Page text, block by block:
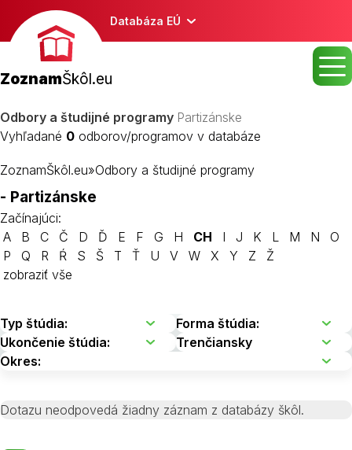
Databáza EÚ
ZoznamŠkôl.eu
Odbory a študijné programy Partizánske
Vyhľadané 0 odborov/programov v databáze
ZoznamŠkôl.eu»Odbory a študijné programy
- Partizánske
Začínajúci:
A
B C Č D Ď E F G H CH I J K L M N
O
P
Q R Ŕ S Š T Ť U V W X Y Z
Ž
zobraziť vše
Dotazu neodpovedá žiadny záznam z databázy škôl.